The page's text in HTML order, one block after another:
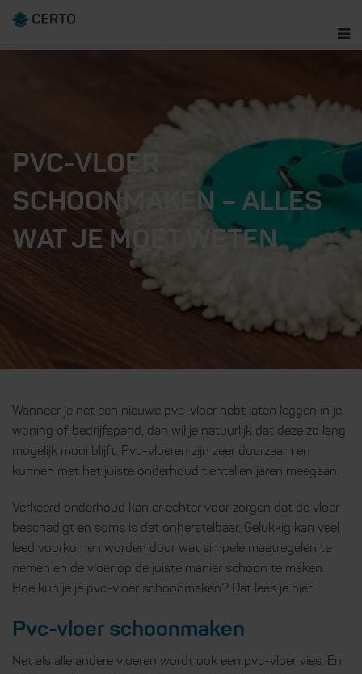
PVC-VLOER
SCHOONMAKEN – ALLES
WAT JE MOET WETEN
Wanneer je net een nieuwe pvc-vloer hebt laten leggen in je
woning of bedrijfspand, dan wil je natuurlijk dat deze zo lang
mogelijk mooi blijft. Pvc-vloeren zijn zeer duurzaam en
kunnen met het juiste onderhoud tientallen jaren meegaan.
Verkeerd onderhoud kan er echter voor zorgen dat de vloer
beschadigt en soms is dat onherstelbaar. Gelukkig kan veel
leed voorkomen worden door wat simpele maatregelen te
nemen en de vloer op de juiste manier schoon te maken.
Hoe kun je je pvc-vloer schoonmaken? Dat lees je hier.
Pvc-vloer schoonmaken
Net als alle andere vloeren wordt ook een pvc-vloer vies. En